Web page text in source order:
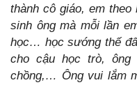
thành cô giáo, em theo
sinh ông mà mỗi lần
học… học sướng thế
cho cậu học trò,
chồng,… Ông vui lắm